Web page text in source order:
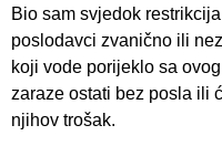
Bio sam svjedok
poslodavci zvanično ili
koji vode porijeklo sa
zaraze ostati bez posla ili
njihov trošak.